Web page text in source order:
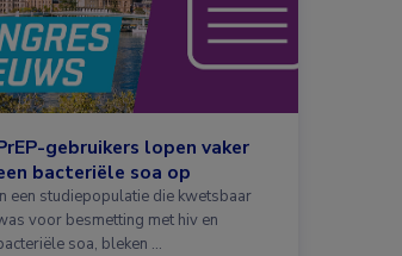
gebruikers lopen vaker
bacteriële soa op
een studiepopulatie die kwetsbaar
voor besmetting met hiv en
soa, bleken …